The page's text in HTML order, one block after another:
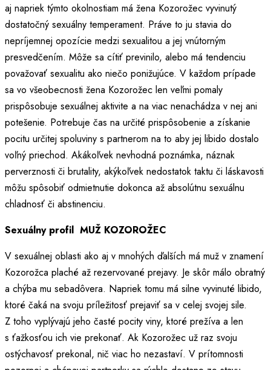
aj napriek týmto okolnostiam má žena Kozorožec vyvinutý
dostatočný sexuálny temperament. Práve to ju stavia do
nepríjemnej opozície medzi sexualitou a jej vnútorným
presvedčením. Môže sa cítiť previnilo, alebo má tendenciu
považovať sexualitu ako niečo ponižujúce. V každom prípade
sa vo všeobecnosti žena Kozorožec len veľmi pomaly
prispôsobuje sexuálnej aktivite a na viac nenachádza v nej ani
potešenie. Potrebuje čas na určité prispôsobenie a získanie
pocitu určitej spoluviny s partnerom na to aby jej libido dostalo
voľný priechod. Akákoľvek nevhodná poznámka, náznak
perverznosti či brutality, akýkoľvek nedostatok taktu či láskavosti
môžu spôsobiť odmietnutie dokonca až absolútnu sexuálnu
chladnosť či abstinenciu.
Sexuálny profil MUŽ KOZOROŽEC
V sexuálnej oblasti ako aj v mnohých ďalších má muž v znamení
Kozorožca plaché až rezervované prejavy. Je skôr málo obratný
a chýba mu sebadôvera. Napriek tomu má silne vyvinuté libido,
ktoré čaká na svoju príležitosť prejaviť sa v celej svojej sile.
Z toho vyplývajú jeho časté pocity viny, ktoré prežíva a len
s ťažkosťou ich vie prekonať. Ak Kozorožec už raz svoju
ostýchavosť prekonal, nič viac ho nezastaví. V prítomnosti